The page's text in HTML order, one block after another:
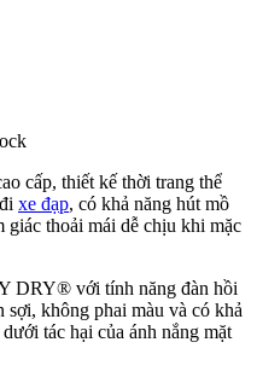
cấp, thiết kế thời trang thể
xe đạp, có khả năng hút mồ
giác thoải mái dễ chịu khi mặc
DRY® với tính năng đàn hồi
sợi, không phai màu và có khả
tác hại của ánh nắng mặt